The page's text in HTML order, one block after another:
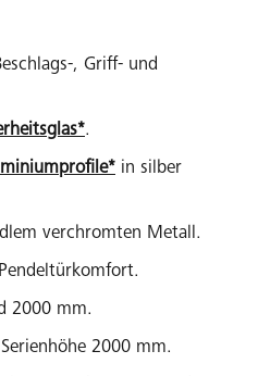
, Griff- und
.
in silber
verchromten Metall.
2000 mm.
2000 mm.